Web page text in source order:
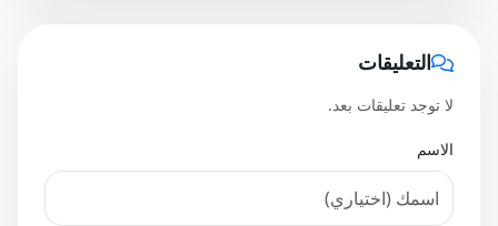
التعليقات
لا توجد تعليقات بعد.
الاسم